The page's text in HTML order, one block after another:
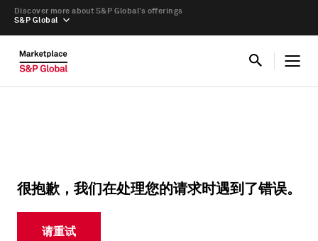
S&P Global
Discover more about S&P Global’s offerings
很抱歉，我们在处理您的请求时遇到了错误。
请重试